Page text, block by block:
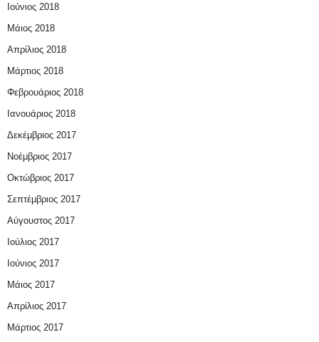
Ιούνιος 2018
Μάιος 2018
Απρίλιος 2018
Μάρτιος 2018
Φεβρουάριος 2018
Ιανουάριος 2018
Δεκέμβριος 2017
Νοέμβριος 2017
Οκτώβριος 2017
Σεπτέμβριος 2017
Αύγουστος 2017
Ιούλιος 2017
Ιούνιος 2017
Μάιος 2017
Απρίλιος 2017
Μάρτιος 2017